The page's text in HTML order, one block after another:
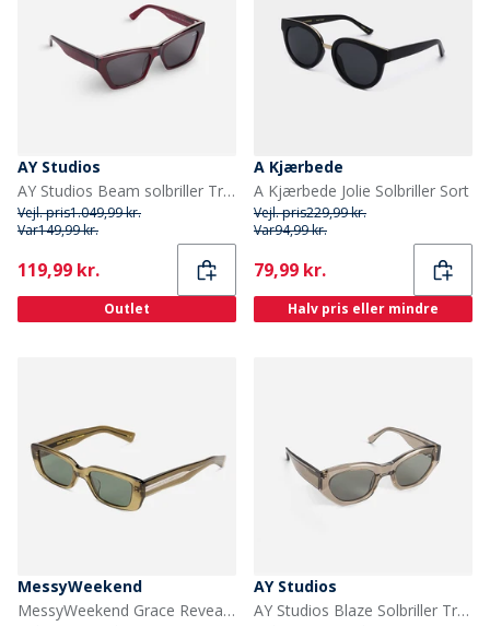
AY Studios
AY Studios Beam solbriller Transparent Burgundy
Vejl. pris1.049,99 kr.
Var149,99 kr.
Current
119,99 kr.
Outlet
A Kjærbede
A Kjærbede Jolie Solbriller Sort
Vejl. pris229,99 kr.
Var94,99 kr.
Current
79,99 kr.
Halv pris eller mindre
MessyWeekend
MessyWeekend Grace Reveal Solbriller Bottle Green/Transparent
AY Studios
AY Studios Blaze Solbriller Transparent Oyster